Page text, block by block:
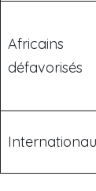
Africains
défavorisés